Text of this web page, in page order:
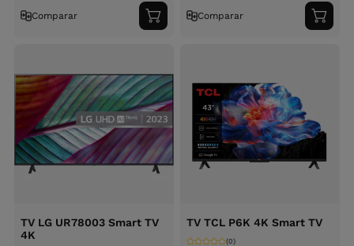
Comparar
Adicionar
ao
Comparar
ao
TV LG UR78003 Smart TV
4K
TV TCL P6K 4K Smart TV
(0)